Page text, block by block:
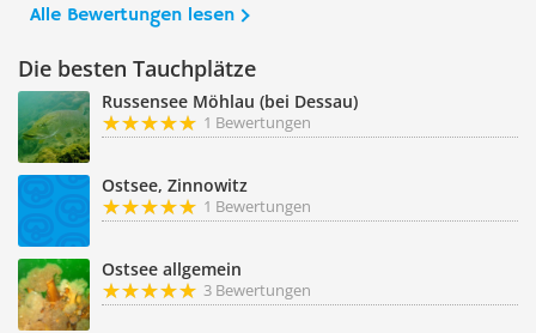
Alle Bewertungen lesen
Die besten Tauchplätze
Russensee Möhlau (bei Dessau)
1 Bewertungen
Ostsee, Zinnowitz
1 Bewertungen
Ostsee allgemein
3 Bewertungen